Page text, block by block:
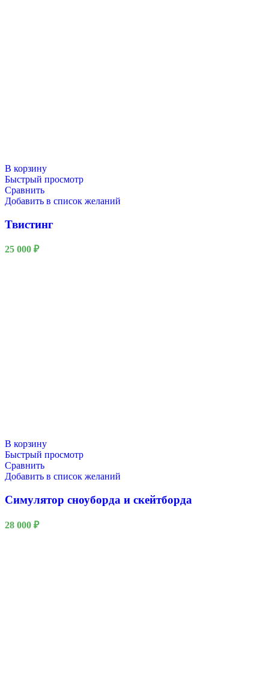
В корзину
Быстрый просмотр
Сравнить
Добавить в список желаний
Твистинг
25 000 ₽
В корзину
Быстрый просмотр
Сравнить
Добавить в список желаний
Симулятор сноуборда и скейтборда
28 000 ₽